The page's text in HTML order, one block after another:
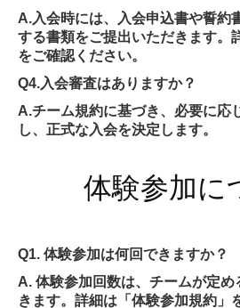
A.入会時には、入会申込書や誓約
する書類をご提出いただきます。
をご確認ください。
Q4.入会審査はありますか？
A.チーム規約に基づき、必要に応
し、正式な入会を決定します。
体験参加に
Q1. 体験参加は何回できますか？
A. 体験参加回数は、チームが定
きます。詳細は「体験参加規約」